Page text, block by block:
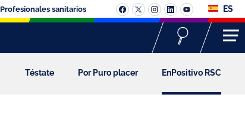
Profesionales sanitarios ES
Téstate Por Puro placer EnPositivo RSC